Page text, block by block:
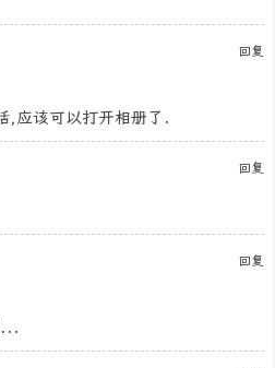
回复
,应该可以打开相册了.
回复
回复
...